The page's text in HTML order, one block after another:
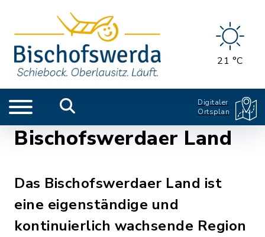
21 °C
Digitaler
Ortsplan
Bischofswerdaer Land
Das Bischofswerdaer Land ist
eine eigenständige und
kontinuierlich wachsende Region